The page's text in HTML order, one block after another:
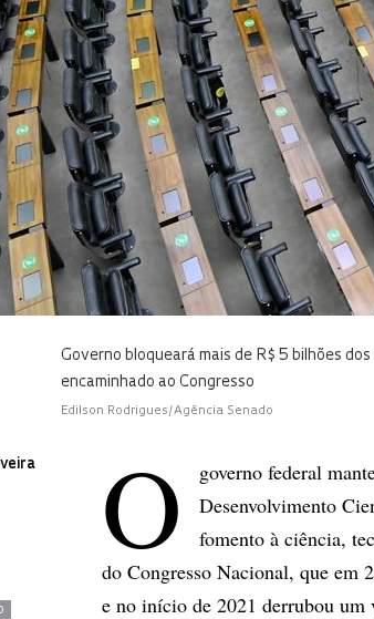
Governo bloqueará mais de R$ 5 bilhões
encaminhado ao Congresso
Edilson Rodrigues/Agência Senado
O
governo federal
Desenvolvimento
fomento à ciência,
do Congresso Nacional, que em
e no início de 2021 derrubou um